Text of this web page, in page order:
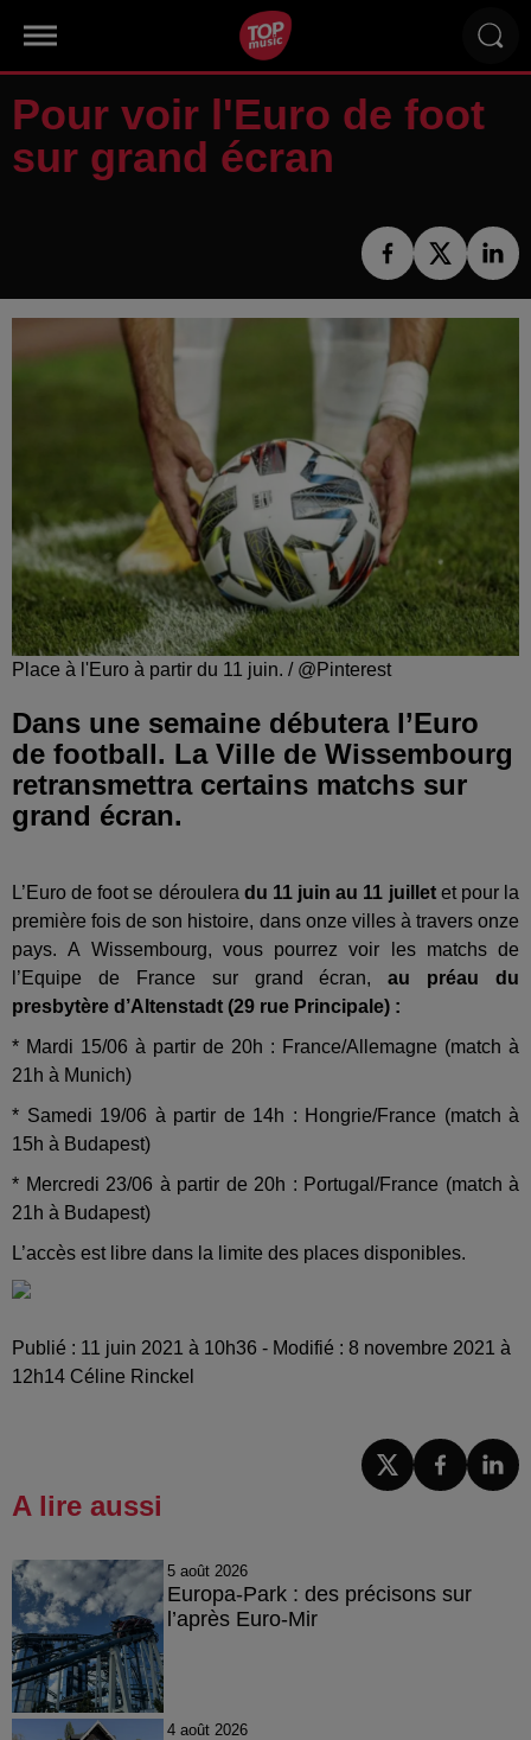
Pour voir l'Euro de foot
sur grand écran
Place à l'Euro à partir du 11 juin. / @Pinterest
Dans une semaine débutera l’Euro
de football. La Ville de Wissembourg
retransmettra certains matchs sur
grand écran.
L’Euro de foot se déroulera du 11 juin au 11 juilletet pour la
première fois de son histoire, dans onze villes à travers onze
pays. A Wissembourg, vous pourrez voir les matchs de
l’Equipe de France sur grand écran,au préau du
presbytère d’Altenstadt (29 rue Principale) :
* Mardi 15/06 à partir de 20h : France/Allemagne (match à
21h à Munich)
* Samedi 19/06 à partir de 14h : Hongrie/France (match à
15h à Budapest)
* Mercredi 23/06 à partir de 20h : Portugal/France (match à
21h à Budapest)
L’accès est libre dans la limite des places disponibles.
Publié : 11 juin 2021 à 10h36 - Modifié : 8 novembre 2021 à
12h14 Céline Rinckel
A lire aussi
5 août 2026
Europa-Park : des précisons sur
l’après Euro-Mir
4 août 2026